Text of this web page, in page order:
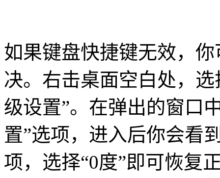
如果键盘快捷键无效，
决。右击桌面空白处，
级设置”。在弹出的窗口
置”选项，进入后你会看
项，选择“0度”即可恢复